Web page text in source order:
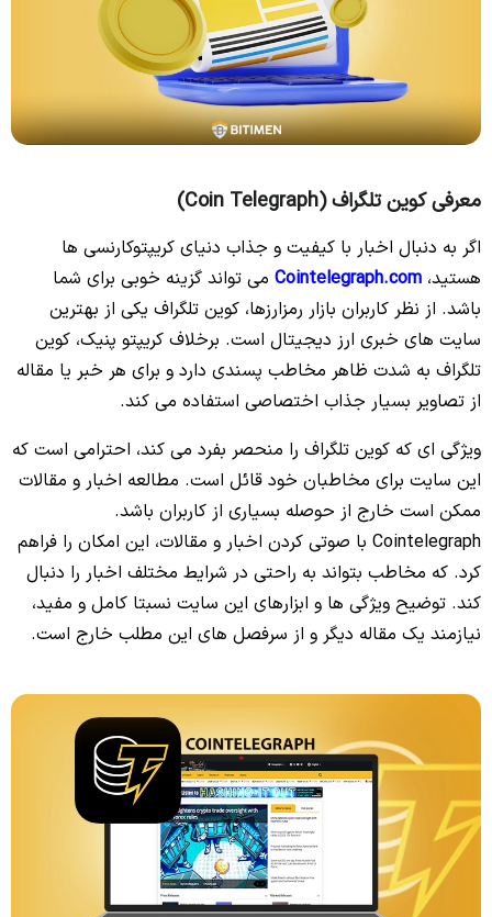
معرفی کوین تلگراف (Coin Telegraph)
اگر به دنبال اخبار با کیفیت و جذاب دنیای کریپتوکارنسی ها
هستید،‌ Cointelegraph.com می‌ تواند گزینه خوبی برای شما
باشد. از نظر کاربران بازار رمزارزها، کوین تلگراف یکی از بهترین
سایت های خبری ارز دیجیتال است. برخلاف کریپتو پنیک، کوین
تلگراف به شدت ظاهر مخاطب پسندی دارد و برای هر خبر یا مقاله‌
از تصاویر بسیار جذاب اختصاصی استفاده می‌ کند.
ویژگی ای که کوین تلگراف را منحصر بفرد می‌ کند، احترامی است که
این سایت برای مخاطبان خود قائل است. مطالعه اخبار و مقالات
ممکن است خارج از حوصله بسیاری از کاربران باشد.
Cointelegraph با صوتی کردن اخبار و مقالات، این امکان را فراهم
کرد. که مخاطب بتواند به راحتی در شرایط مختلف اخبار را دنبال
کند. توضیح ویژگی ها و ابزارهای این سایت نسبتا کامل و مفید،
نیازمند یک مقاله دیگر و از سرفصل های این مطلب خارج است.